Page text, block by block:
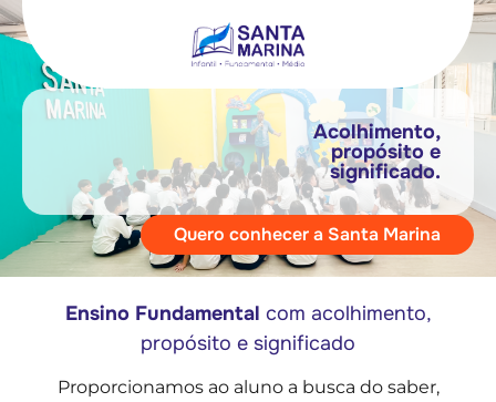
Acolhimento,
propósito e
significado.
Quero conhecer a Santa Marina
Ensino Fundamental com acolhimento,
propósito e significado
Proporcionamos ao aluno a busca do saber,